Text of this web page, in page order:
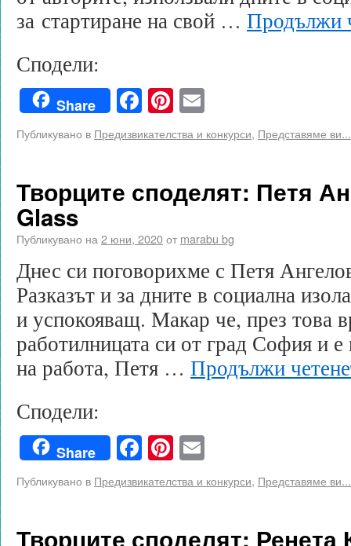
за стартиране на свой … Продължи
Сподели:
Share Facebook
Pinterest
Публикувано в Предизвикателства и конкурси, Представяме ви...
Творците споделят: Петя
Glass
Публикувано на 2 юни, 2020от marabu bg
Днес си поговорихме с Петя
Разказът и за дните в социална
и успокояващ. Макар че, през това
работилницата си от град София и
на работа, Петя … Продължи
Сподели:
Share Facebook
Pinterest
Публикувано в Предизвикателства и конкурси, Представяме ви...
Творците споделят: Ренета